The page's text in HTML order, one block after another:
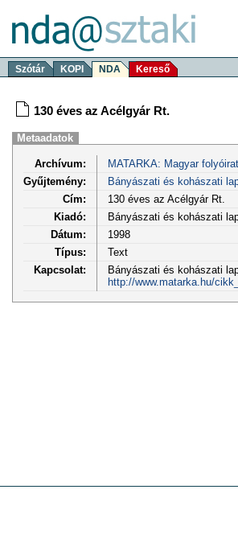
Szótár KOPI NDA Kereső
130 éves az Acélgyár Rt.
Metaadatok
Archívum:
MATARKA: Magyar
Gyűjtemény:
Bányászati és kohászati
Cím:
130 éves az Acélgyár Rt.
Kiadó:
Bányászati és kohászati
Dátum:
1998
Típus:
Text
Kapcsolat:
Bányászati és kohászati
http://www.matarka.hu/